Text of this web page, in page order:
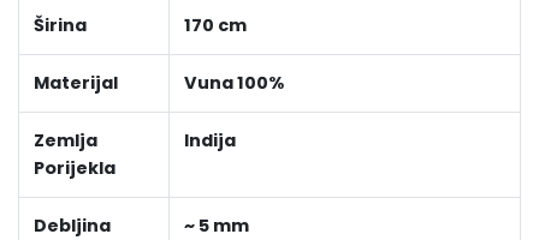
Širina 170 cm
Materijal Vuna 100%
Zemlja
Porijekla
Indija
Debljina ~ 5 mm